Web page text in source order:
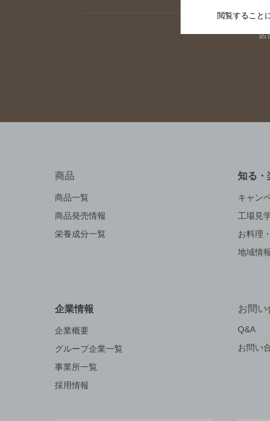
店
商品
商品一覧
商品発売情報
栄養成分一覧
知る・
キャン
工場見
お料理
地域情
企業情報
企業概要
グループ企業一覧
事業所一覧
採用情報
お問い
Q&A
お問い
閲覧すること